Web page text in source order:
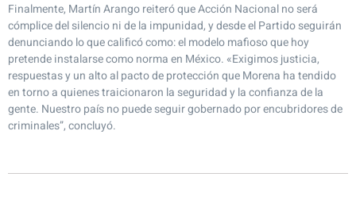
Finalmente, Martín Arango reiteró que Acción Nacional no será
cómplice del silencio ni de la impunidad, y desde el Partido seguirán
denunciando lo que calificó como: el modelo mafioso que hoy
pretende instalarse como norma en México. «Exigimos justicia,
respuestas y un alto al pacto de protección que Morena ha tendido
en torno a quienes traicionaron la seguridad y la confianza de la
gente. Nuestro país no puede seguir gobernado por encubridores de
criminales”, concluyó.